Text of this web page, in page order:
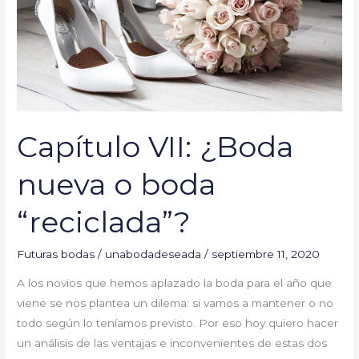
Capítulo VII: ¿Boda
nueva o boda
“reciclada”?
Futuras bodas / unabodadeseada/ septiembre 11, 2020
A los novios que hemos aplazado la boda para el año que
viene se nos plantea un dilema: si vamos a mantener o no
todo según lo teníamos previsto. Por eso hoy quiero hacer
un análisis de las ventajas e inconvenientes de estas dos
boda
“reciclada”?